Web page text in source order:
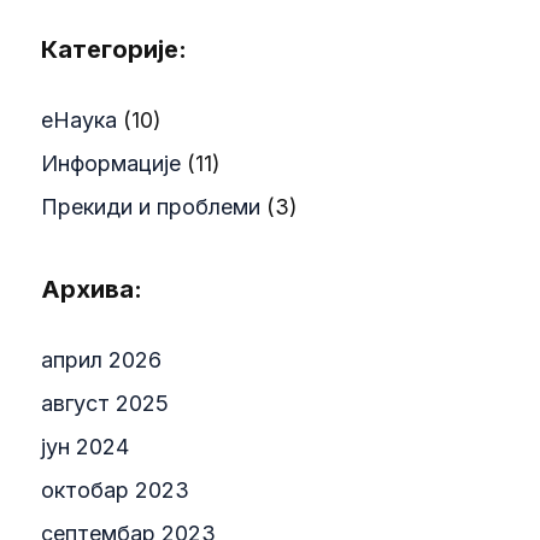
Категорије:
еНаука (10)
Информације (11)
Прекиди и проблеми (3)
Архива:
април 2026
август 2025
јун 2024
октобар 2023
септембар 2023